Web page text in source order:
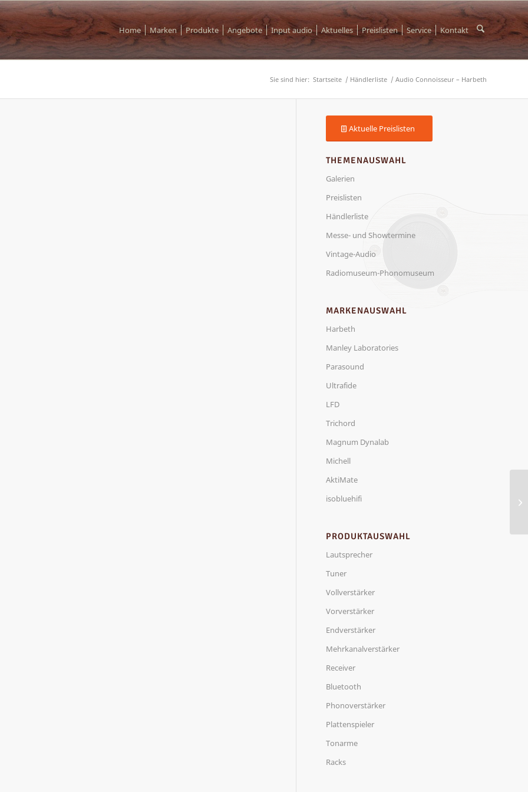
Home Marken Produkte Angebote Input audio Aktuelles Preislisten Service Kontakt
Sie sind hier: Startseite / Händlerliste / Audio Connoisseur – Harbeth
Aktuelle Preislisten
THEMENAUSWAHL
Galerien
Preislisten
Händlerliste
Messe- und Showtermine
Vintage-Audio
Radiomuseum-Phonomuseum
MARKENAUSWAHL
Harbeth
Manley Laboratories
Parasound
Ultrafide
LFD
Trichord
Magnum Dynalab
Michell
AktiMate
isobluehifi
PRODUKTAUSWAHL
Lautsprecher
Tuner
Vollverstärker
Vorverstärker
Endverstärker
Mehrkanalverstärker
Receiver
Bluetooth
Phonoverstärker
Plattenspieler
Tonarme
Racks